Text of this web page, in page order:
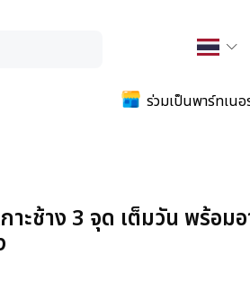
ร่วมเป็นพาร์ทเนอ
ะช้าง 3 จุด เต็มวัน พร้อม